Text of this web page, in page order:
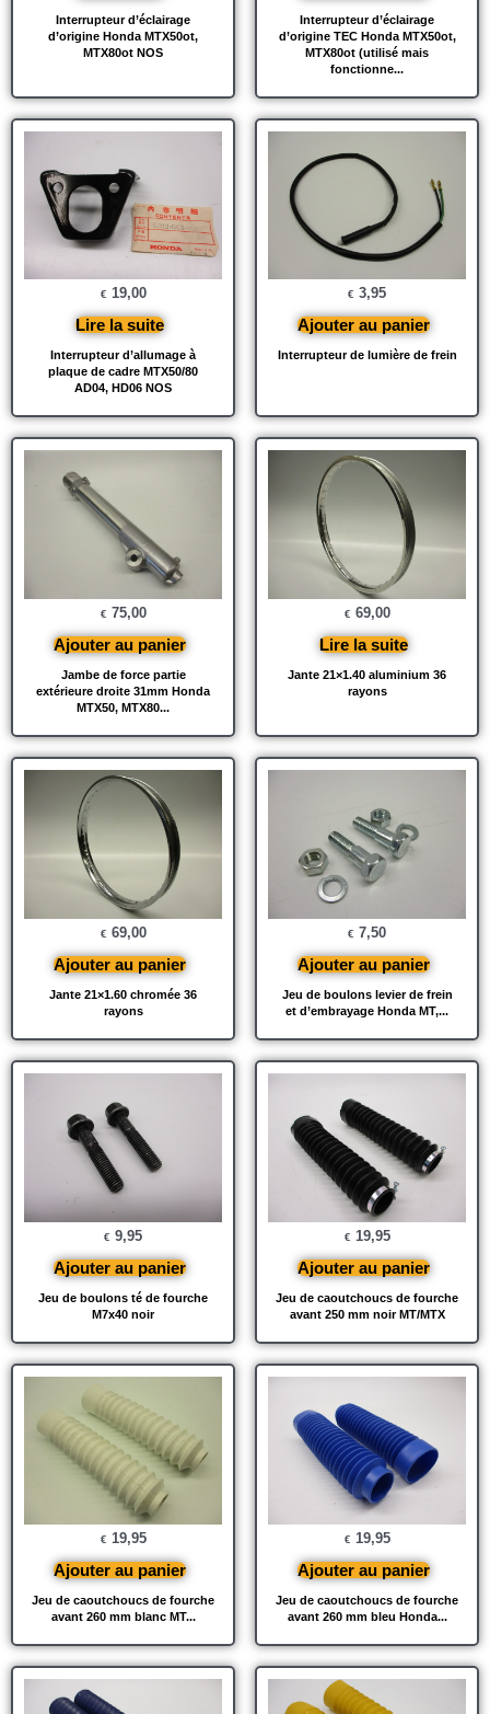
Interrupteur d’éclairage
d’origine Honda MTX50ot,
MTX80ot NOS
Interrupteur d’éclairage
d’origine TEC Honda MTX50ot,
MTX80ot (utilisé mais
fonctionne...
Interrupteur d’allumage à
plaque de cadre MTX50/80
AD04, HD06 NOS
€ 19,00
Lire la suite
Interrupteur de lumière de frein
€ 3,95
Ajouter au panier
Jambe de force partie
extérieure droite 31mm Honda
MTX50, MTX80...
€ 75,00
Ajouter au panier
Jante 21×1.40 aluminium 36
rayons
€ 69,00
Lire la suite
Jante 21×1.60 chromée 36
rayons
€ 69,00
Ajouter au panier
Jeu de boulons levier de frein
et d’embrayage Honda MT,...
€ 7,50
Ajouter au panier
Jeu de boulons té de fourche
M7x40 noir
€ 9,95
Ajouter au panier
Jeu de caoutchoucs de fourche
avant 250 mm noir MT/MTX
€ 19,95
Ajouter au panier
Jeu de caoutchoucs de fourche
avant 260 mm blanc MT...
€ 19,95
Ajouter au panier
Jeu de caoutchoucs de fourche
avant 260 mm bleu Honda...
€ 19,95
Ajouter au panier